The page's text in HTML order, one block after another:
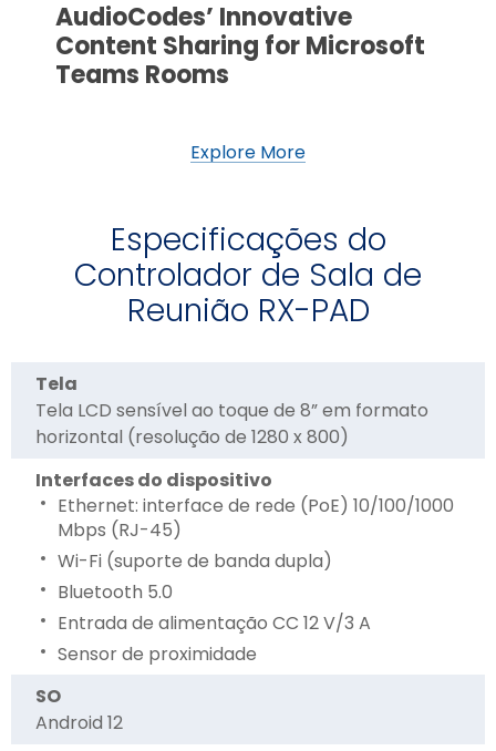
AudioCodes’ Innovative
Content Sharing for Microsoft
Teams Rooms
Explore More
Especificações do
Controlador de Sala de
Reunião RX-PAD
Tela
Tela LCD sensível ao toque de 8” em formato
horizontal (resolução de 1280 x 800)
Interfaces do dispositivo
Ethernet: interface de rede (PoE) 10/100/1000
Mbps (RJ-45)
Wi-Fi (suporte de banda dupla)
Bluetooth 5.0
Entrada de alimentação CC 12 V/3 A
Sensor de proximidade
SO
Android 12